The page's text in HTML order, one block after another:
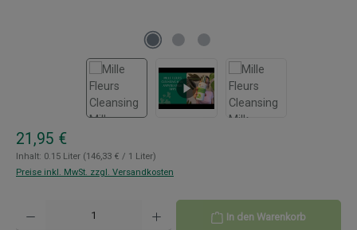
Regulärer Preis:
21,95 €
Inhalt: 0.15 Liter (146,33 € / 1 Liter)
Preise inkl. MwSt. zzgl. Versandkosten
Produkt Anzahl: Gib den gewünschten Wert ein oder benutze die Schaltflächen
In den Warenkorb